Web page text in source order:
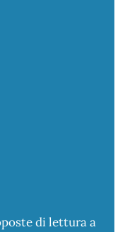
di lettura a